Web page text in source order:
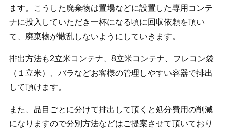
ます。こうした廃棄物は置場などに設置した専用コンテ
ナに投入していただき一杯になる頃に回収依頼を頂い
て、廃棄物が散乱しないようにしていきます。
排出方法も2立米コンテナ、8立米コンテナ、フレコン袋
（１立米）、バラなどお客様の管理しやすい容器で排出
して頂けます。
また、品目ごとに分けて排出して頂くと処分費用の削減
になりますので分別方法などはご提案させて頂いており